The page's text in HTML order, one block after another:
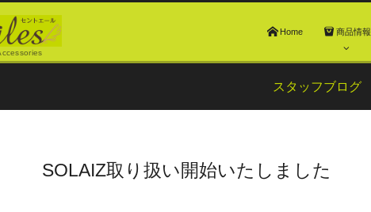
Home 商品情報
スタッフブログ
SOLAIZ取り扱い開始いたしました